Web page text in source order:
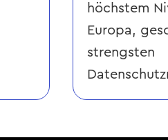
höchstem
Europa,
strengsten